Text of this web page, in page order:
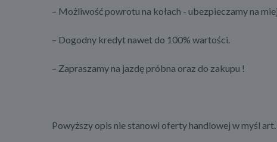
– Możliwość powrotu na kołach - ubezpieczamy na
– Dogodny kredyt nawet do 100% wartości.
– Zapraszamy na jazdę próbna oraz do zakupu !
Powyższy opis nie stanowi oferty handlowej w myśl art.